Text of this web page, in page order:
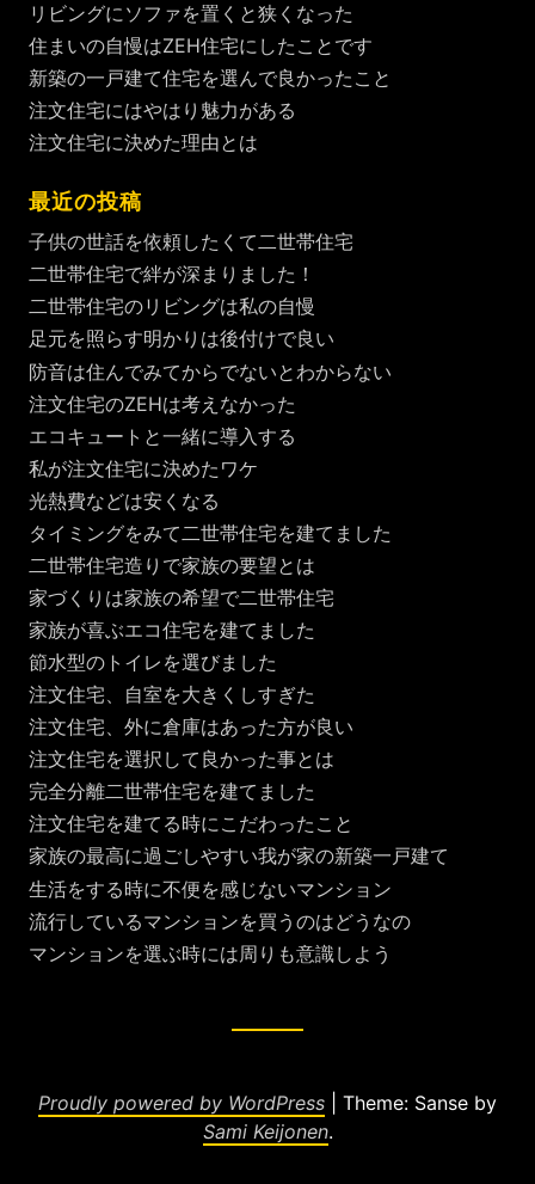
リビングにソファを置くと狭くなった
住まいの自慢はZEH住宅にしたことです
新築の一戸建て住宅を選んで良かったこと
注文住宅にはやはり魅力がある
注文住宅に決めた理由とは
最近の投稿
子供の世話を依頼したくて二世帯住宅
二世帯住宅で絆が深まりました！
二世帯住宅のリビングは私の自慢
足元を照らす明かりは後付けで良い
防音は住んでみてからでないとわからない
注文住宅のZEHは考えなかった
エコキュートと一緒に導入する
私が注文住宅に決めたワケ
光熱費などは安くなる
タイミングをみて二世帯住宅を建てました
二世帯住宅造りで家族の要望とは
家づくりは家族の希望で二世帯住宅
家族が喜ぶエコ住宅を建てました
節水型のトイレを選びました
注文住宅、自室を大きくしすぎた
注文住宅、外に倉庫はあった方が良い
注文住宅を選択して良かった事とは
完全分離二世帯住宅を建てました
注文住宅を建てる時にこだわったこと
家族の最高に過ごしやすい我が家の新築一戸建て
生活をする時に不便を感じないマンション
流行しているマンションを買うのはどうなの
マンションを選ぶ時には周りも意識しよう
Proudly powered by WordPress
Theme: Sanse by
Sami Keijonen.